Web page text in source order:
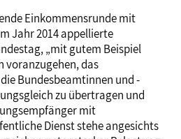
Einkommensrunde mit
Jahr 2014 appellierte
„mit gutem Beispiel
voranzugehen, das
Bundesbeamtinnen und -
zu übertragen und
mit
Dienst stehe angesichts